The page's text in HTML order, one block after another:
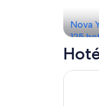
Nova
125
Abre